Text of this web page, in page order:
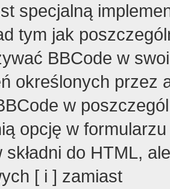
specjalną
tym jak
BBCode w
określonych przez
w
opcję w
składni do HTML,
[ i ] zamiast